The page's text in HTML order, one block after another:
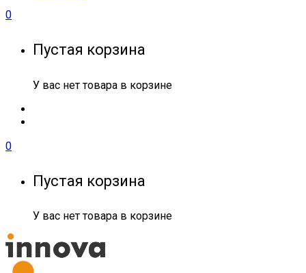
0
Пустая корзина
У вас нет товара в корзине
0
Пустая корзина
У вас нет товара в корзине